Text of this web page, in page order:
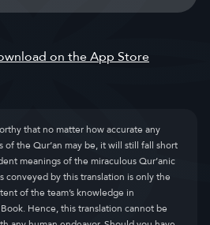
that no matter how accurate any
the Qur’an may be, it will still fall short
meanings of the miraculous Qur’anic
conveyed by this translation is only the
of the team’s knowledge in
Hence, this translation cannot be